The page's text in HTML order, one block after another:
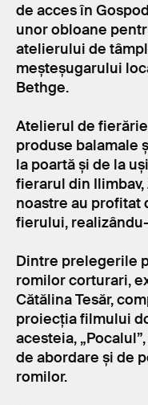
de acces în
unor obloane
atelierului de
meșteșugarului
Bethge.
Atelierul de
produse balamale
la poartă și de la
fierarul din
noastre au profitat
fierului,
Dintre prelegerile
romilor corturari,
Cătălina Tesăr,
proiecția filmului
acesteia,
de abordare și de
romilor.